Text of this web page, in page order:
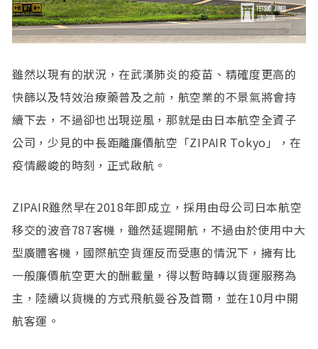
雖然以現有的狀況，在武漢肺炎的疫苗、精確度更高的
快篩以及特效治療藥普及之前，航空業的不景氣將會持
續下去，不過卻也出現逆風，那就是由日本航空全資子
公司，少見的中長距離廉價航空「ZIPAIR Tokyo」，在
疫情嚴峻的時刻，正式啟航。
ZIPAIR雖然早在2018年即成立，採用由母公司日本航空
移交的波音787客機，雖然延遲開航，不過由於使用中大
型廣體客機，國際航空貨運反而受惠的情況下，擁有比
一般廉價航空更大的酬載量，得以暫時轉以貨運服務為
主，陸續以貨機的方式飛航曼谷及首爾，並在10月中開
航客運。